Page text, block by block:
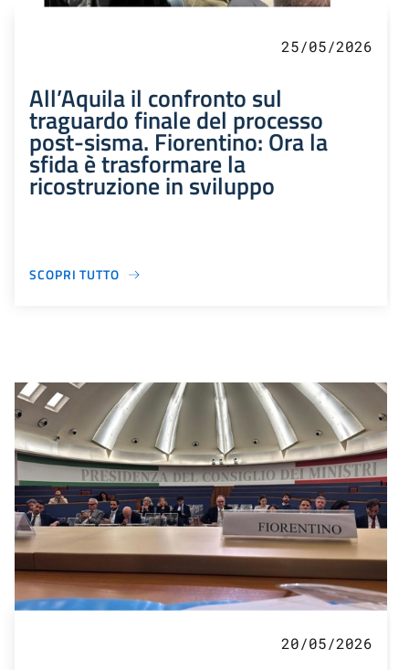
25/05/2026
All’Aquila il confronto sul
traguardo finale del processo
post-sisma. Fiorentino: Ora la
sfida è trasformare la
ricostruzione in sviluppo
SCOPRI TUTTO
20/05/2026